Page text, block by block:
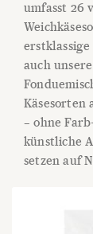
umfasst 26
auch
Käsesorten
– ohne
künstliche
setzen auf